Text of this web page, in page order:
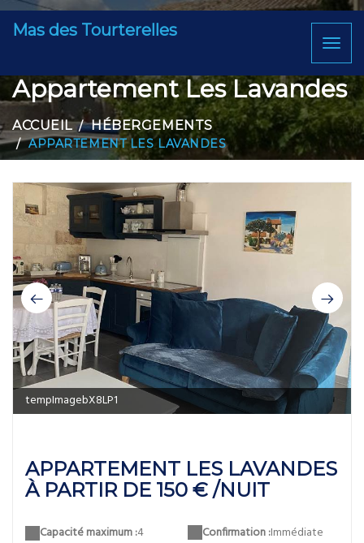
Mas des Tourterelles
Appartement Les Lavandes
ACCUEIL HÉBERGEMENTS
APPARTEMENT LES LAVANDES
tempImagebX8LP1
APPARTEMENT LES LAVANDES
À PARTIR DE 150 € /NUIT
Capacité maximum :4 Confirmation :Immédiate